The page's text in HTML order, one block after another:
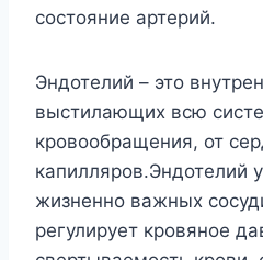
состояние артерий.
Эндотелий – это
выстилающих всю
кровообращения, от
капилляров.Эндотелий
жизненно важных
регулирует кровяное